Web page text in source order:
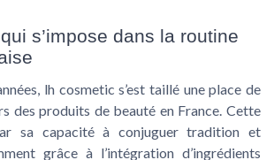
s’impose dans la routine
lh cosmetic s’est taillé une place de
des produits de beauté en France. Cette
sa capacité à conjuguer tradition et
grâce à l’intégration d’ingrédients